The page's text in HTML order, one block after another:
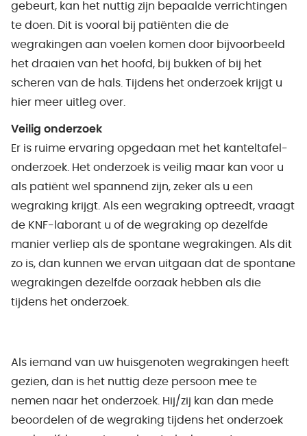
gebeurt, kan het nuttig zijn bepaalde verrichtingen
te doen. Dit is vooral bij patiënten die de
wegrakingen aan voelen komen door bijvoorbeeld
het draaien van het hoofd, bij bukken of bij het
scheren van de hals. Tijdens het onderzoek krijgt u
hier meer uitleg over.
Veilig onderzoek
Er is ruime ervaring opgedaan met het kanteltafel-
onderzoek. Het onderzoek is veilig maar kan voor u
als patiënt wel spannend zijn, zeker als u een
wegraking krijgt. Als een wegraking optreedt, vraagt
de KNF-laborant u of de wegraking op dezelfde
manier verliep als de spontane wegrakingen. Als dit
zo is, dan kunnen we ervan uitgaan dat de spontane
wegrakingen dezelfde oorzaak hebben als die
tijdens het onderzoek.
Als iemand van uw huisgenoten wegrakingen heeft
gezien, dan is het nuttig deze persoon mee te
nemen naar het onderzoek. Hij/zij kan dan mede
beoordelen of de wegraking tijdens het onderzoek